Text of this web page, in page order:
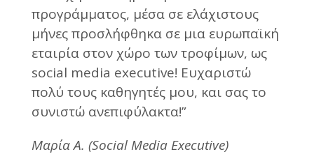
προγράμματος, μέσα σε ελάχιστους
μήνες προσλήφθηκα σε μια ευρωπαϊκή
εταιρία στον χώρο των τροφίμων, ως
social media executive! Ευχαριστώ
πολύ τους καθηγητές μου, και σας το
συνιστώ ανεπιφύλακτα!”
Μαρία Α. (Social Media Executive)